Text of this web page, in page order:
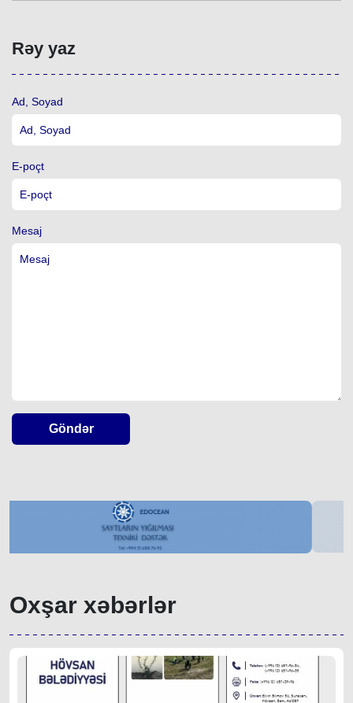
Rəy yaz
Ad, Soyad
E-poçt
Mesaj
Göndər
Oxşar xəbərlər